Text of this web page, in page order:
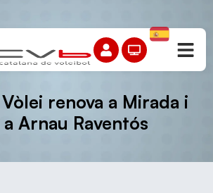
renova a Mirada i
Arnau Raventós